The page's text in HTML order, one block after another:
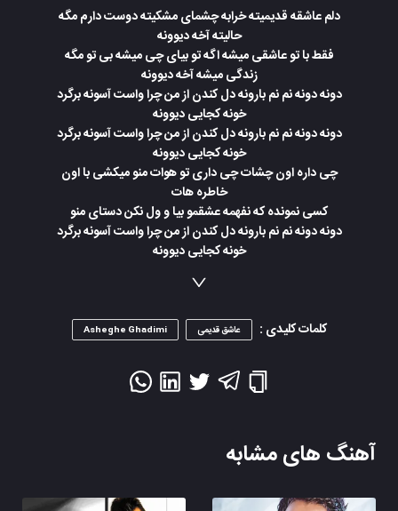
دلم عاشقه قدیمیته خرابه چشمای مشکیته دوست دارم مگه
حالیته آخه دیوونه
فقط با تو عاشقی میشه اگه تو بیای چی میشه بی تو مگه
زندگی میشه آخه دیوونه
دونه دونه نم نم بارونه دل کندن از من چرا واست آسونه برگرد
خونه کجایی دیوونه
دونه دونه نم نم بارونه دل کندن از من چرا واست آسونه برگرد
خونه کجایی دیوونه
چی داره اون چشات چی داری تو هوات منو میکشی با اون
خاطره هات
کسی نمونده که نفهمه عشقمو بیا و ول نکن دستای منو
دونه دونه نم نم بارونه دل کندن از من چرا واست آسونه برگرد
خونه کجایی دیوونه
خونه کجایی دیوونه
کلمات کلیدی :
عاشق قدیمی Asheghe Ghadimi
آهنگ های مشابه